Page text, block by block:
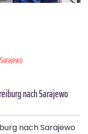
nach Sarajewo
nach Sarajewo